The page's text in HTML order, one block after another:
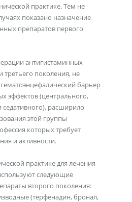
практике. Тем не
показано назначение
препаратов первого
антигистаминных
третьего поколения, не
барьер
эффектов (центрального,
седативного), расширило
этой группы
которых требует
и активности.
практике для лечения
следующие
второго поколения:
(терфенадин, бронал,